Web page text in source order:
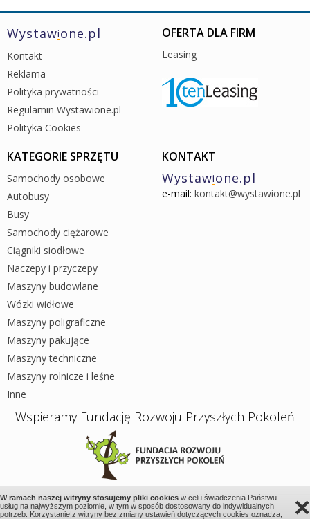
Wystawione.pl
Kontakt
Reklama
Polityka prywatności
Regulamin Wystawione.pl
Polityka Cookies
OFERTA DLA FIRM
Leasing
KATEGORIE SPRZĘTU
Samochody osobowe
Autobusy
Busy
Samochody ciężarowe
Ciągniki siodłowe
Naczepy i przyczepy
Maszyny budowlane
Wózki widłowe
Maszyny poligraficzne
Maszyny pakujące
Maszyny techniczne
Maszyny rolnicze i leśne
Inne
KONTAKT
Wystawione.pl
e-mail: kontakt@wystawione.pl
Wspieramy Fundację Rozwoju Przyszłych Pokoleń
Wszystkie prawa zastrzeżone 2026 © Wystawione.pl ×
W ramach naszej witryny stosujemy pliki cookies w celu świadczenia Państwu
usług na najwyższym poziomie, w tym w sposób dostosowany do indywidualnych
potrzeb. Korzystanie z witryny bez zmiany ustawień dotyczących cookies oznacza,